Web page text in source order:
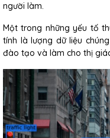
người làm.
Một trong những yếu tố
tính là lượng dữ liệu
đào tạo và làm cho thị